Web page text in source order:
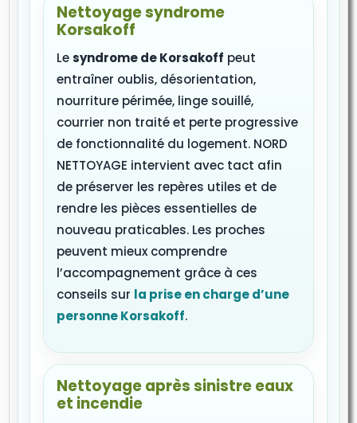
Nettoyage syndrome
Korsakoff
Lesyndrome de Korsakoff peut
entraîner oublis, désorientation,
nourriture périmée, linge souillé,
courrier non traité et perte progressive
de fonctionnalité du logement. NORD
NETTOYAGE intervient avec tact afin
de préserver les repères utiles et de
rendre les pièces essentielles de
nouveau praticables. Les proches
peuvent mieux comprendre
l’accompagnement grâce à ces
conseils sur la prise en charge d’une
personne Korsakoff.
Nettoyage après sinistre eaux
et incendie